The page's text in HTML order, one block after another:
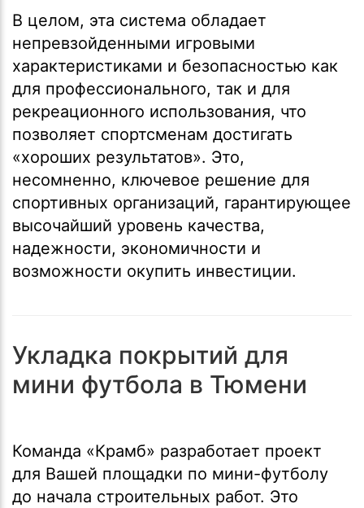
В целом, эта система обладает
непревзойденными игровыми
характеристиками и безопасностью как
для профессионального, так и для
рекреационного использования, что
позволяет спортсменам достигать
«хороших результатов». Это,
несомненно, ключевое решение для
спортивных организаций, гарантирующее
высочайший уровень качества,
надежности, экономичности и
возможности окупить инвестиции.
Укладка покрытий для
мини футбола в Тюмени
Команда «Крамб» разработает проект
для Вашей площадки по мини-футболу
до начала строительных работ. Это